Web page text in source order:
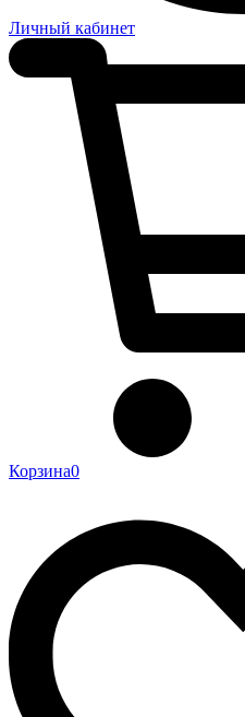
Личный кабинет
Корзина0